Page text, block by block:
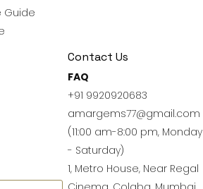
Guide
Contact Us
FAQ
+91 9920920683
amargems77@gmail.com
(11:00 am-8:00 pm, Monday
- Saturday)
1, Metro House, Near Regal